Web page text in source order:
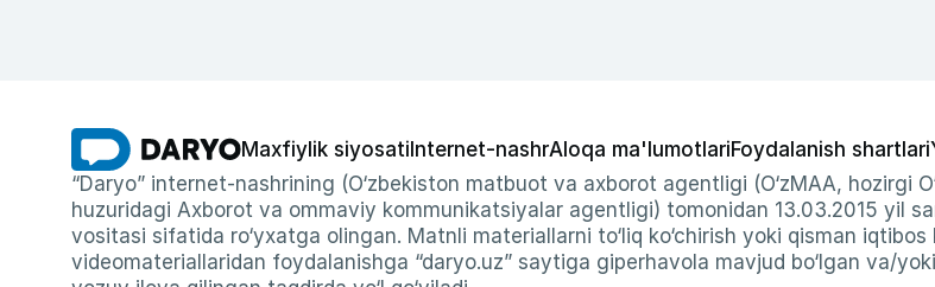
Maxfiylik siyosati Internet-nashrAloqa ma'lumotlariFoydalanish shartlari
“Daryo” internet-nashrining (O‘zbekiston matbuot va axborot agentligi (O‘zMAA, hozirgi
huzuridagi Axborot va ommaviy kommunikatsiyalar agentligi) tomonidan 13.03.2015 yil
vositasi sifatida ro‘yxatga olingan. Matnli materiallarni to‘liq ko‘chirish yoki qisman
videomateriallaridan foydalanishga “daryo.uz” saytiga giperhavola mavjud bo‘lgan va/